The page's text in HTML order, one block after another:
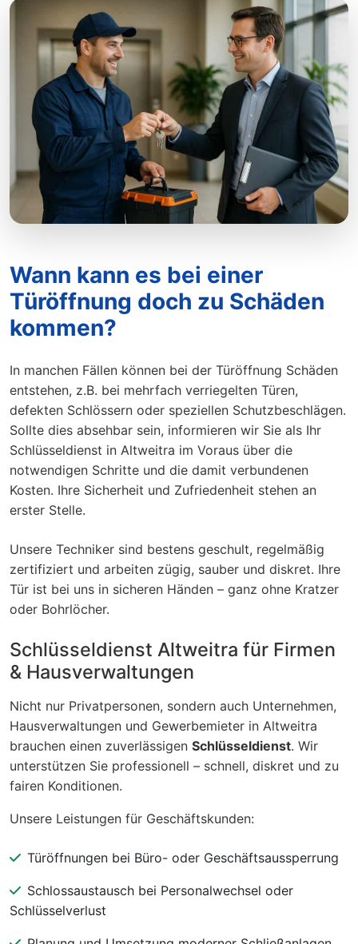
Wann kann es bei einer
Türöffnung doch zu Schäden
kommen?
In manchen Fällen können bei der Türöffnung Schäden
entstehen, z.B. bei mehrfach verriegelten Türen,
defekten Schlössern oder speziellen Schutzbeschlägen.
Sollte dies absehbar sein, informieren wir Sie als Ihr
Schlüsseldienst in Altweitra im Voraus über die
notwendigen Schritte und die damit verbundenen
Kosten. Ihre Sicherheit und Zufriedenheit stehen an
erster Stelle.
Unsere Techniker sind bestens geschult, regelmäßig
zertifiziert und arbeiten zügig, sauber und diskret. Ihre
Tür ist bei uns in sicheren Händen – ganz ohne Kratzer
oder Bohrlöcher.
Schlüsseldienst Altweitra für Firmen
& Hausverwaltungen
Nicht nur Privatpersonen, sondern auch Unternehmen,
Hausverwaltungen und Gewerbemieter in Altweitra
brauchen einen zuverlässigen Schlüsseldienst. Wir
unterstützen Sie professionell – schnell, diskret und zu
fairen Konditionen.
Unsere Leistungen für Geschäftskunden:
Türöffnungen bei Büro- oder Geschäftsaussperrung
Schlossaustausch bei Personalwechsel oder
Schlüsselverlust